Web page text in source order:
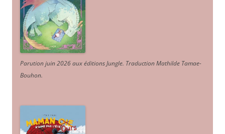
Parution juin 2026 aux éditions Jungle. Traduction Mathilde Tamae-
Bouhon.